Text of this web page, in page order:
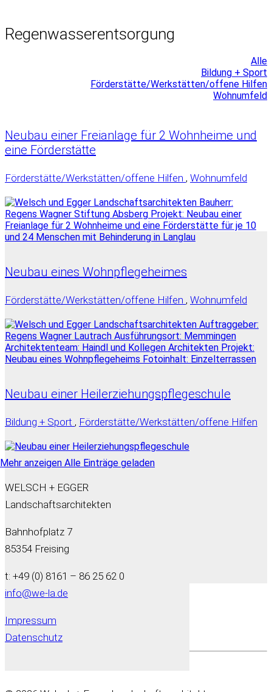
Regenwasserentsorgung
Alle
Bildung + Sport
Förderstätte/Werkstätten/offene Hilfen
Wohnumfeld
Neubau einer Freianlage für 2 Wohnheime und
eine Förderstätte
Förderstätte/Werkstätten/offene Hilfen , Wohnumfeld
Neubau eines Wohnpflegeheimes
Förderstätte/Werkstätten/offene Hilfen , Wohnumfeld
Neubau einer Heilerziehungspflegeschule
Bildung + Sport , Förderstätte/Werkstätten/offene Hilfen
Mehr anzeigen Alle Einträge geladen
WELSCH + EGGER
Landschaftsarchitekten
Bahnhofplatz 7
85354 Freising
t: +49 (0) 8161 – 86 25 62 0
info@we-la.de
Impressum
Datenschutz